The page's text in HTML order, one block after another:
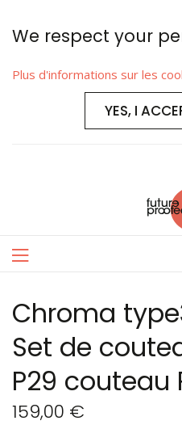
We respect your
Plus d'informations sur les
YES, I
Basculer
Chroma
Set de
P29 couteau
159,00 €